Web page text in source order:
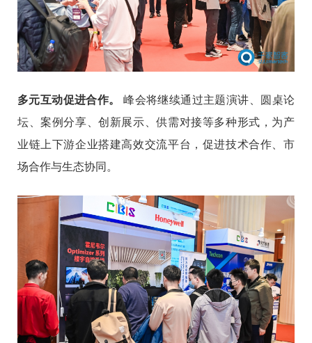
多元互动促进合作。
峰会将继续通过主题演讲、圆桌论
坛、案例分享、创新展示、供需对接等多种形式，为产
业链上下游企业搭建高效交流平台，促进技术合作、市
场合作与生态协同。